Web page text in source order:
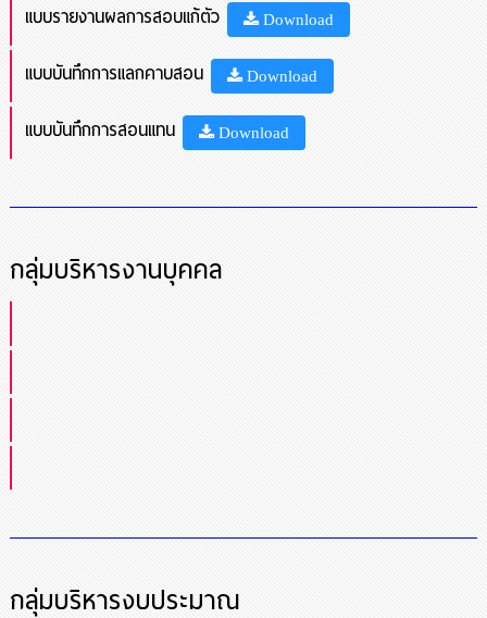
แบบรายงานผลการสอบแก้ตัว Download
แบบบันทึกการแลกคาบสอน Download
แบบบันทึกการสอนแทน Download
กลุ่มบริหารงานบุคคล
กลุ่มบริหารงบประมาณ